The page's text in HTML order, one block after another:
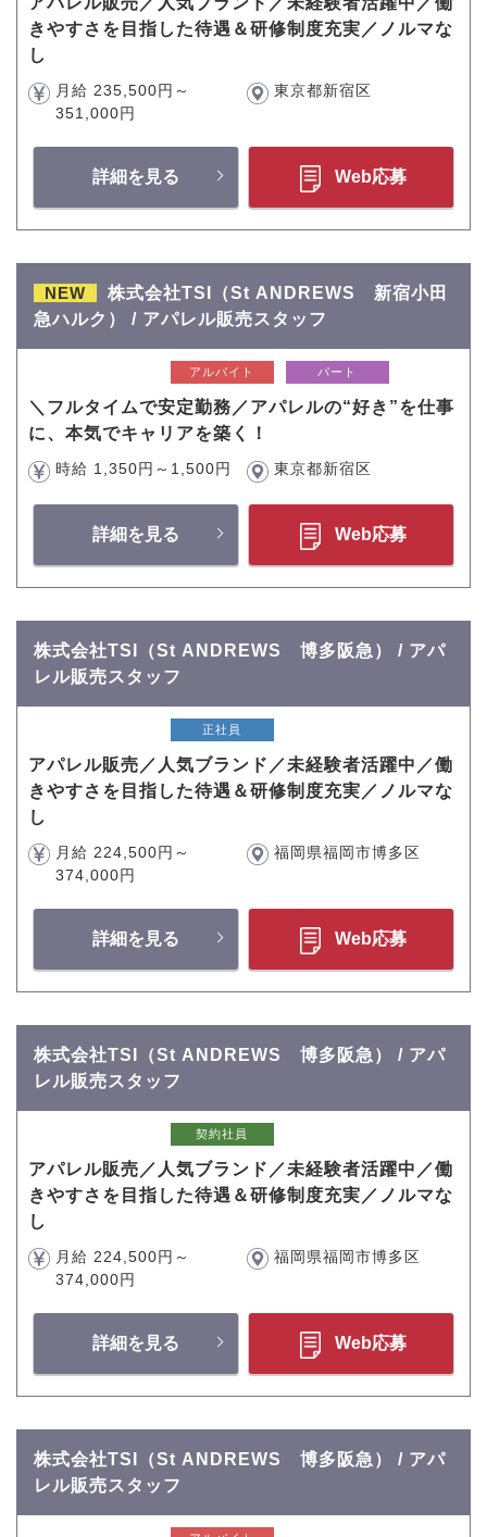
きやすさを目指した待遇＆研修制度充実／ノルマな
し
月給 235,500円～
351,000円
東京都新宿区
詳細を見る Web応募
NEW
株式会社TSI（St ANDREWS 新宿小田
急ハルク） / アパレル販売スタッフ
アルバイト パート
＼フルタイムで安定勤務／アパレルの“好き”を仕事
に、本気でキャリアを築く！
時給 1,350円～1,500円 東京都新宿区
詳細を見る Web応募
株式会社TSI（St ANDREWS 博多阪急） / アパ
レル販売スタッフ
正社員
アパレル販売／人気ブランド／未経験者活躍中／働
きやすさを目指した待遇＆研修制度充実／ノルマな
し
月給 224,500円～
374,000円
福岡県福岡市博多区
詳細を見る Web応募
株式会社TSI（St ANDREWS 博多阪急） / アパ
レル販売スタッフ
契約社員
アパレル販売／人気ブランド／未経験者活躍中／働
きやすさを目指した待遇＆研修制度充実／ノルマな
し
月給 224,500円～
374,000円
福岡県福岡市博多区
詳細を見る Web応募
株式会社TSI（St ANDREWS 博多阪急） / アパ
レル販売スタッフ